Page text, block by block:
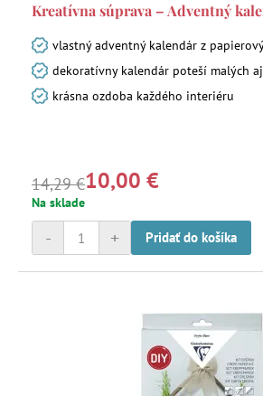
Kreatívna súprava – Adventný
vlastný adventný kalendár z
dekoratívny kalendár poteší malých
krásna ozdoba každého interiéru
14,29 €10,00 €
Na sklade
+
- Pridať do košíka